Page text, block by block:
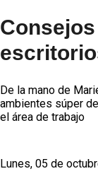
De la mano de
ambientes súper
el área de trabajo
Lunes, 05 de